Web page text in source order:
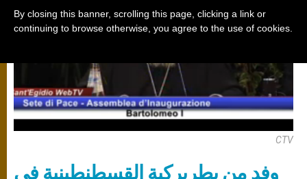
CTV
وفد من بطريركية القسطنطينية في
By closing this banner, scrolling this page, clicking a link or
continuing to browse otherwise, you agree to the use of cookies.